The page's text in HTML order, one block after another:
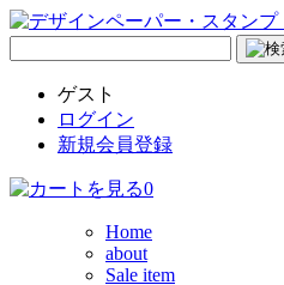
ゲスト
ログイン
新規会員登録
0
Home
about
Sale item